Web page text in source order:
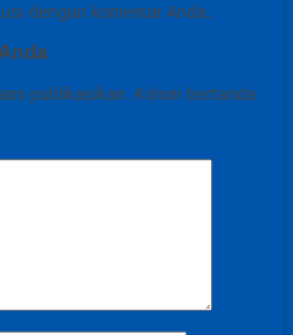
dengan komentar Anda.
publikasikan. Kolom bertanda